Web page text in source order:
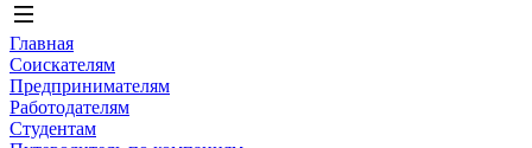
Главная
Соискателям
Предпринимателям
Работодателям
Студентам